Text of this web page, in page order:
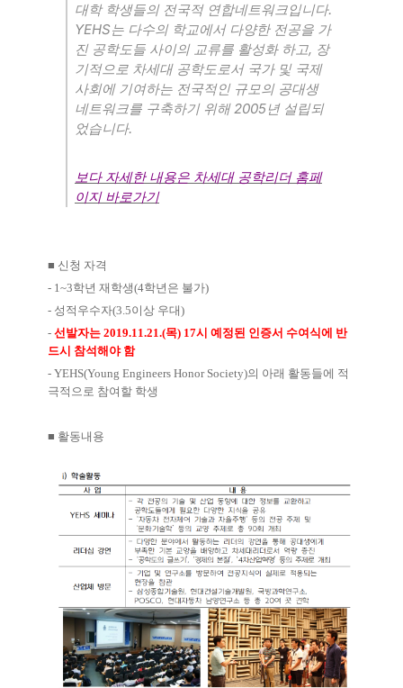
대학 학생들의 전국적 연합네트워크입니다.
YEHS는 다수의 학교에서 다양한 전공을 가
진 공학도들 사이의 교류를 활성화 하고, 장
기적으로 차세대 공학도로서 국가 및 국제
사회에 기여하는 전국적인 규모의 공대생
네트워크를 구축하기 위해2005년 설립되
었습니다.
보다 자세한 내용은 차세대 공학리더 홈페
이지 바로가기
■ 신청 자격
- 1~3학년 재학생(4학년은 불가)
- 성적우수자(3.5이상 우대)
- 선발자는 2019.11.21.(목) 17시 예정된 인증서 수여식에 반
드시 참석해야 함
- YEHS(Young Engineers Honor Society)의 아래 활동들에 적
극적으로 참여할 학생
■ 활동내용